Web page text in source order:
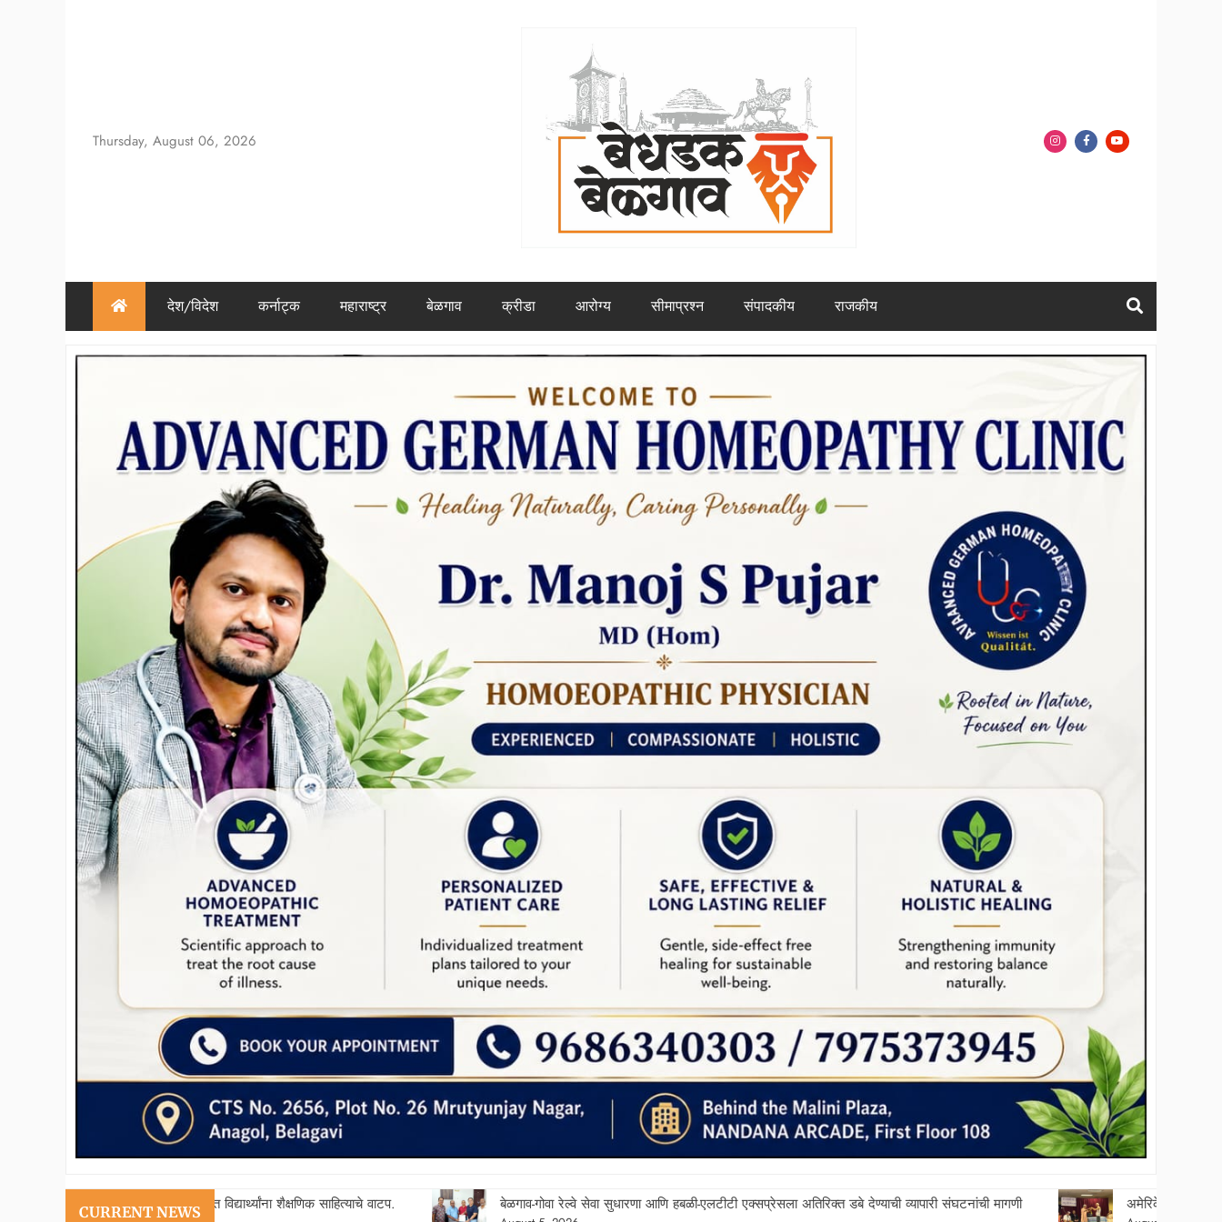
Thursday, August 06, 2026
देश/विदेश कर्नाट्क महाराष्ट्र बेळगाव क्रीडा आरोग्य सीमाप्रश्न संपादकीय राजकीय
CURRENT NEWS
शैक्षणिक साहित्याचे वाटप. बेळगाव-गोवा रेल्वे सेवा सुधारणा आणि हबळी-एलटीटी एक्सप्रेसला अतिरिक्त डबे देण्याची व्यापारी संघटनांची मागणी अमेरिकेत ‘वाऱ्यावरची वरात’ गाजली; तीन पिढ्यांचा रंगमंचावर अनोखा